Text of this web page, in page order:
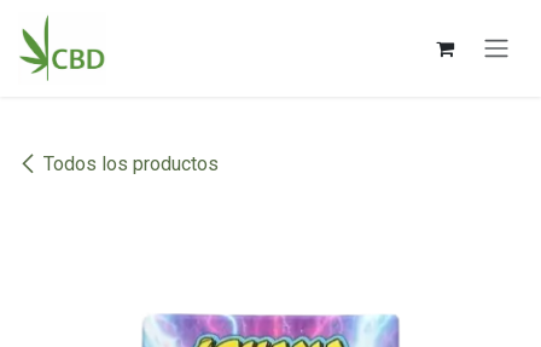
Ir al contenido
Todos los productos